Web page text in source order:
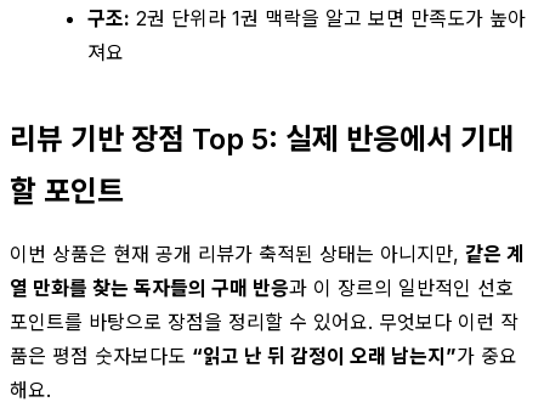
구조: 2권 단위라 1권 맥락을 알고 보면 만족도가 높아
져요
리뷰 기반 장점 Top 5: 실제 반응에서 기대
할 포인트
이번 상품은 현재 공개 리뷰가 축적된 상태는 아니지만, 같은 계
열 만화를 찾는 독자들의 구매 반응과 이 장르의 일반적인 선호
포인트를 바탕으로 장점을 정리할 수 있어요. 무엇보다 이런 작
품은 평점 숫자보다도 “읽고 난 뒤 감정이 오래 남는지”가 중요
해요.